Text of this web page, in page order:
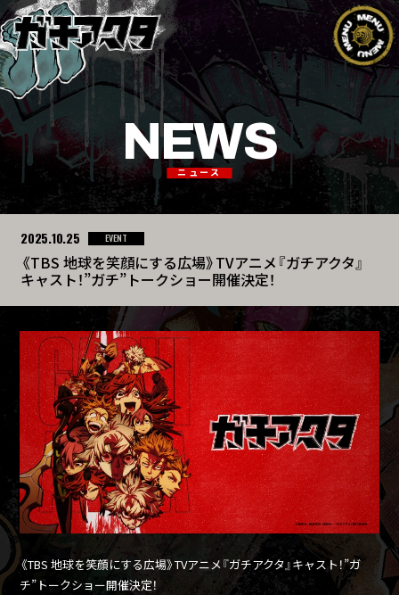
NEWS
ニュース
2025.10.25 EVENT
《TBS 地球を笑顔にする広場》TVアニメ『ガチアクタ』
キャスト！”ガチ”トークショー開催決定！
《TBS 地球を笑顔にする広場》TVアニメ『ガチアクタ』キャスト！”ガ
チ”トークショー開催決定！